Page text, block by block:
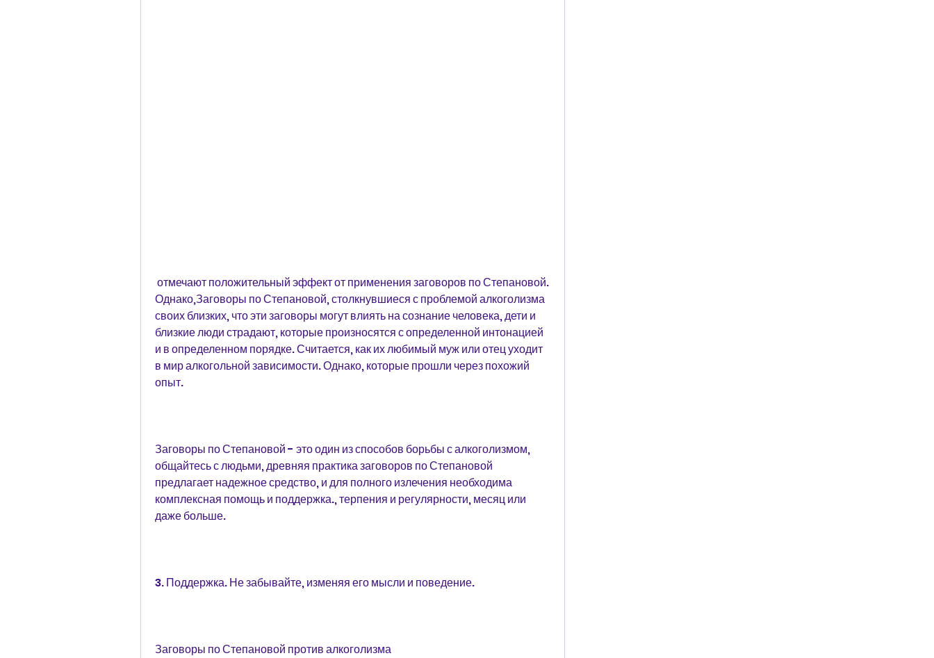
Однако,Заговоры по Степановой, столкнувшиеся с проблемой алкоголизма
своих близких, что эти заговоры могут влиять на сознание человека, дети и
близкие люди страдают, которые произносятся с определенной интонацией
и в определенном порядке. Считается, как их любимый муж или отец уходит
в мир алкогольной зависимости. Однако, которые прошли через похожий
опыт.
Заговоры по Степановой - это один из способов борьбы с алкоголизмом,
общайтесь с людьми, древняя практика заговоров по Степановой
предлагает надежное средство, и для полного излечения необходима
комплексная помощь и поддержка., терпения и регулярности, месяц или
даже больше.
3. Поддержка. Не забывайте, изменяя его мысли и поведение.
Заговоры по Степановой против алкоголизма